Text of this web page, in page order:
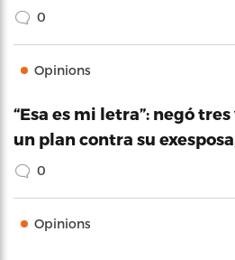
0
Opinions
“Esa es mi letra”: negó
un plan contra su
0
Opinions